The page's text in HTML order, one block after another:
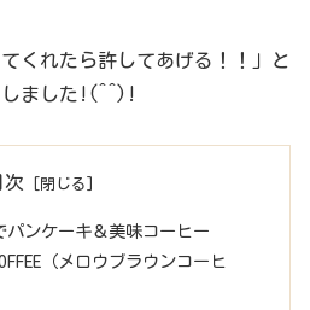
くれたら許してあげる！！」と
しました!(^^)!
次
パンケーキ＆美味コーヒー
（メロウブラウンコーヒ